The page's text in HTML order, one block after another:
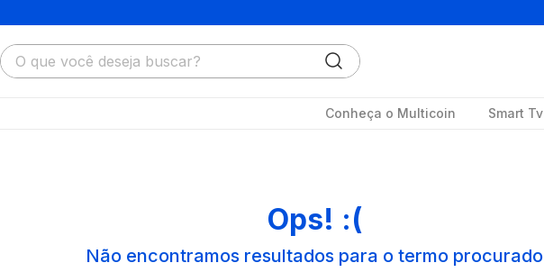
O que você deseja buscar?
Conheça o Multicoin Smart Tv
Ops! :(
Não encontramos resultados para o termo procurado